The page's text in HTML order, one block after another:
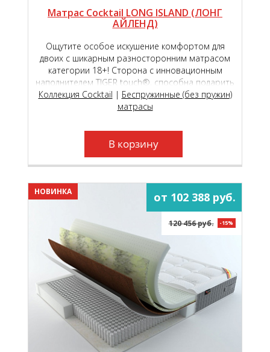
Матрас Cocktail LONG ISLAND (ЛОНГ
АЙЛЕНД)
Ощутите особое искушение комфортом для
двоих с шикарным разносторонним матрасом
категории 18+! Сторона с инновационным
наполнителем TIGER touch®, способна подарить
чувство исключительной комфортности,
обеспечивая вашу пару непревзойдённым
Коллекция Cocktail | Беспружинные (без пружин)
матрасы
В корзину
НОВИНКА от 102 388 руб.
120 456 руб. -15%